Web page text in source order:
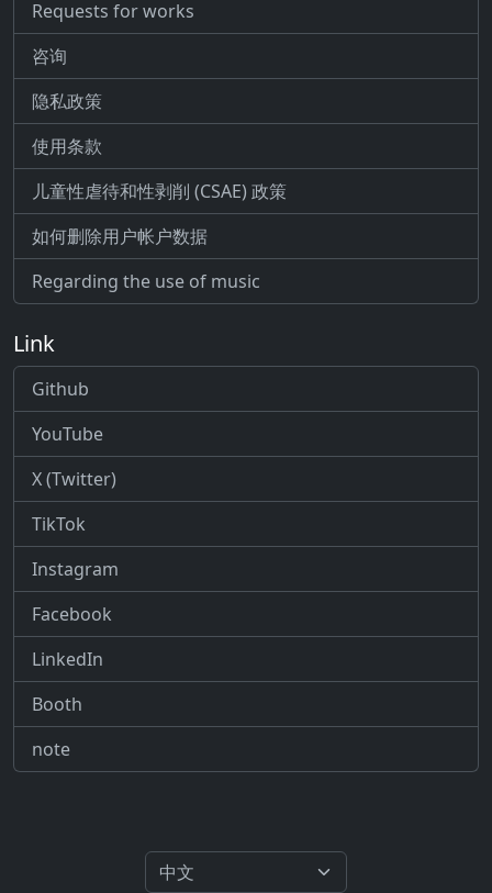
Requests for works
咨询
隐私政策
使用条款
儿童性虐待和性剥削 (CSAE) 政策
如何删除用户帐户数据
Regarding the use of music
Link
Github
YouTube
X (Twitter)
TikTok
Instagram
Facebook
LinkedIn
Booth
note